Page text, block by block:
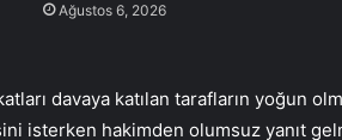
Ağustos 6, 2026
davaya katılan tarafların yoğun
isterken hakimden olumsuz yanıt